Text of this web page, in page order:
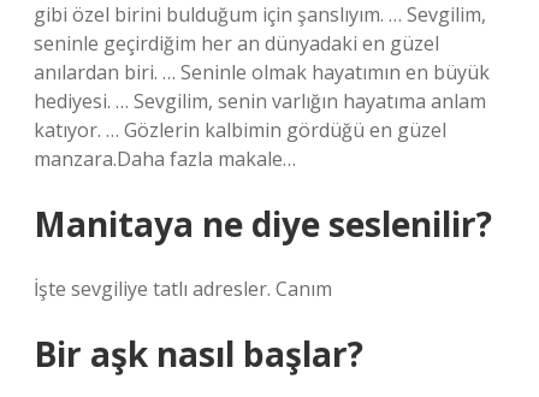
gibi özel birini bulduğum için şanslıyım. … Sevgilim,
seninle geçirdiğim her an dünyadaki en güzel
anılardan biri. … Seninle olmak hayatımın en büyük
hediyesi. … Sevgilim, senin varlığın hayatıma anlam
katıyor. … Gözlerin kalbimin gördüğü en güzel
manzara.Daha fazla makale…
Manitaya ne diye seslenilir?
İşte sevgiliye tatlı adresler. Canım
Bir aşk nasıl başlar?